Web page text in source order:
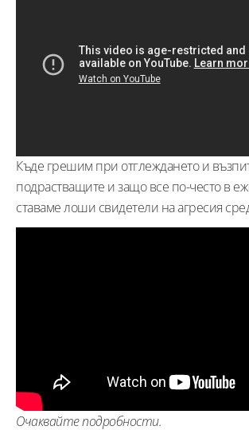
Къде грешим при отглеждането и
подрастващите и защо все по-често в
ставаме лоши свидетели на агресия
Очаквайте подробности.